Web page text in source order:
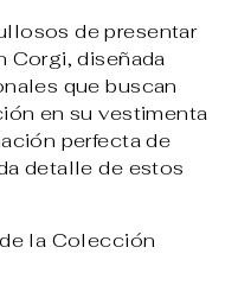
de presentar
Corgi, diseñada
que buscan
en su vestimenta
perfecta de
detalle de estos
la Colección